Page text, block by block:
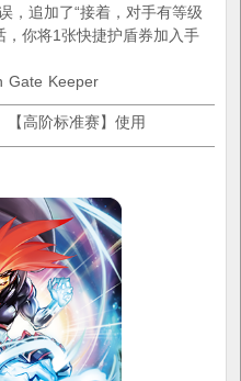
，追加了“接着，对手有等级
，你将1张快捷护盾券加入手
Gate Keeper
【高阶标准赛】使用